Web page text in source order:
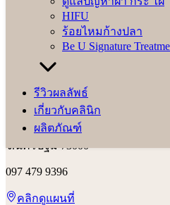
HIFU
ร้อยไหมก้างปลา
Be U Signature
รีวิวผลลัพธ์
เกี่ยวกับคลินิก
ผลิตภัณฑ์
Be U Clinic
642/23-24 ซอยน้อมเกล้า2 ถ.ทห
จ.นครปฐม 73000
097 479 9396
คลิกดูแผนที่